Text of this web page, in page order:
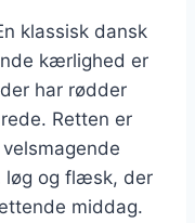
klassisk dansk
kærlighed er
har rødder
Retten er
løg og flæsk, der
middag.